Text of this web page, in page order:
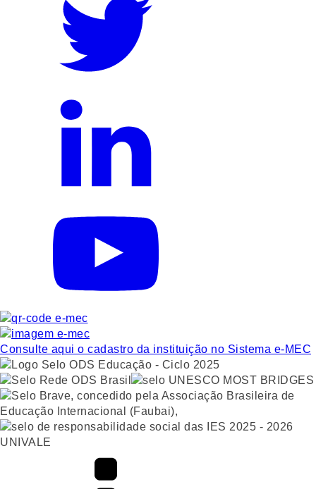
Consulte aqui o cadastro da instituição no Sistema e-MEC
UNIVALE